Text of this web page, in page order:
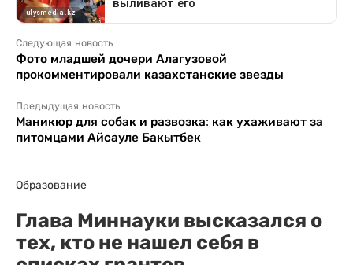
Следующая новость
Фото младшей дочери Алагузовой
прокомментировали казахстанские звезды
Предыдущая новость
Маникюр для собак и развозка: как ухаживают за
питомцами Айсауле Бакытбек
Образование
Глава Миннауки высказался о
тех, кто не нашел себя в